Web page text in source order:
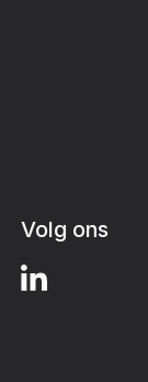
Volg ons